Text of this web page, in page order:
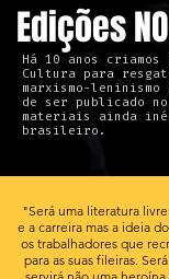
Edições
Há 10 anos
Cultura para
marxismo-
de ser publicado
materiais ainda
brasileiro.
"Será uma literatura
e a carreira mas a ideia
os trabalhadores que
para as suas fileiras.